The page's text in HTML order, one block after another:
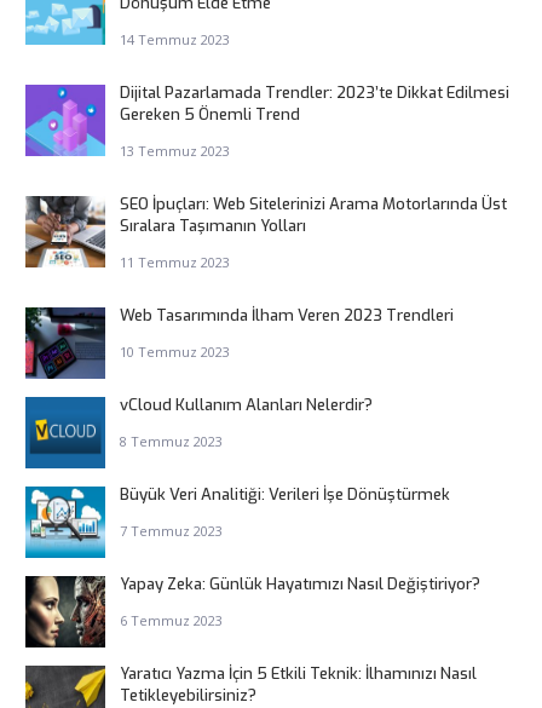
14 Temmuz 2023
Dijital Pazarlamada Trendler: 2023’te Dikkat Edilmesi
Gereken 5 Önemli Trend
13 Temmuz 2023
SEO İpuçları: Web Sitelerinizi Arama Motorlarında Üst
Sıralara Taşımanın Yolları
11 Temmuz 2023
Web Tasarımında İlham Veren 2023 Trendleri
10 Temmuz 2023
vCloud Kullanım Alanları Nelerdir?
8 Temmuz 2023
Büyük Veri Analitiği: Verileri İşe Dönüştürmek
7 Temmuz 2023
Yapay Zeka: Günlük Hayatımızı Nasıl Değiştiriyor?
6 Temmuz 2023
Yaratıcı Yazma İçin 5 Etkili Teknik: İlhamınızı Nasıl
Tetikleyebilirsiniz?